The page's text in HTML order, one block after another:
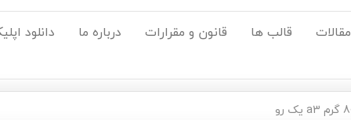
مقالات قالب ها قانون و مقرارات درباره ما دانلود